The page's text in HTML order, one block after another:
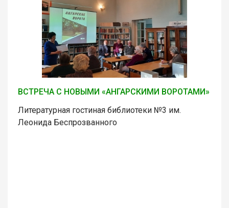
ВСТРЕЧА С НОВЫМИ «АНГАРСКИМИ ВОРОТАМИ»
Литературная гостиная библиотеки №3 им.
Леонида Беспрозванного